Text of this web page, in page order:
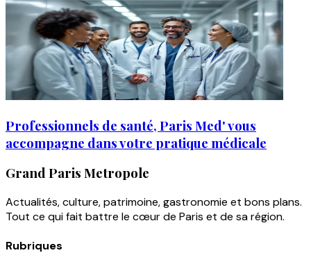
Professionnels de santé, Paris Med' vous
accompagne dans votre pratique médicale
Grand Paris Metropole
Actualités, culture, patrimoine, gastronomie et bons plans.
Tout ce qui fait battre le cœur de Paris et de sa région.
Rubriques